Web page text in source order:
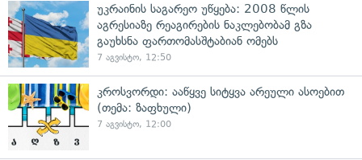
უკრაინის საგარეო უწყება: 2008 წლის
აგრესიაზე რეაგირების ნაკლებობამ გზა
გაუხსნა ფართომასშტაბიან ომებს
7 აგვისტო, 12:50
კროსვორდი: ააწყვე სიტყვა არეული ასოებით
(თემა: ზაფხული)
7 აგვისტო, 12:00